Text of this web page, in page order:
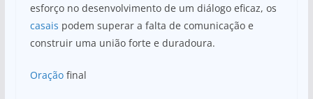
esforço no desenvolvimento de um diálogo eficaz, os
casais podem superar a falta de comunicação e
construir uma união forte e duradoura.
Oraçãofinal